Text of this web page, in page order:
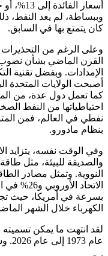
أسعار
وببساطة، لم يعد النفط،
كان يتمتع بها في السابق.
وعلى الرغم من التحذيرات
القرن الماضي بشأن
الإمدادات. وبفضل تقنية
أصبحت الولايات المتحدة
كما تعمل دول عدة، من
احتياطياتها من النفط
نفطي في العالم، فمن
بنظام مادورو.
وفي الوقت نفسه، يتزايد
والصديقة للبيئة، مثل
الاتحاد
بسرعة في أمريكا، حيث
الكهرباء خلال الشهر
لقد انتهت ما يمكن تسميته
عام 1973 إلى عام 2026. وسيترتب على ذلك ثلاث نتائج رئيسية.